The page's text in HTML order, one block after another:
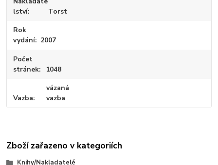
lství
Torst
Rok
vydání
2007
Počet
stránek
1048
Vazba
vázaná
vazba
Zboží zařazeno v kategoriích
Knihy/Nakladatelé